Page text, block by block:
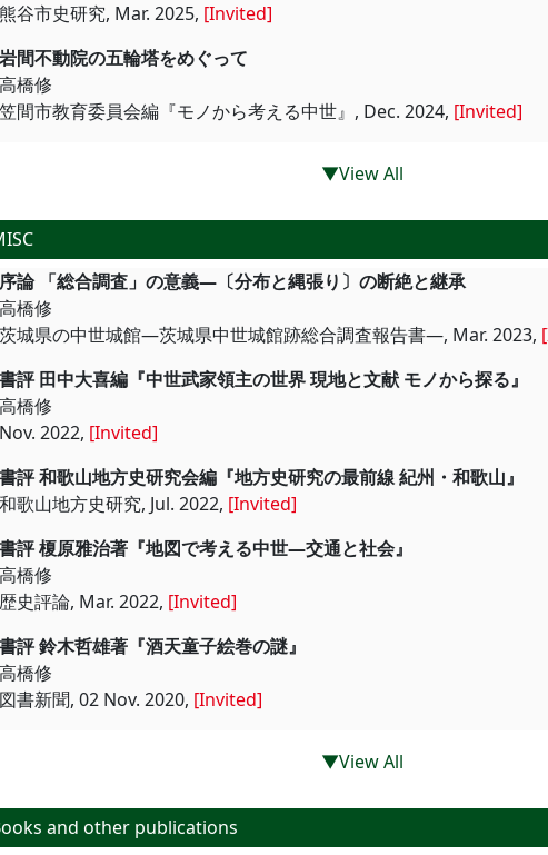
熊谷市史研究, Mar. 2025, [Invited]
岩間不動院の五輪塔をめぐって
高橋修
笠間市教育委員会編『モノから考える中世』, Dec. 2024, [Invited]
▼View All
序論 「総合調査」の意義―〔分布と縄張り
高橋修
茨城県の中世城館―茨城県中世城館跡総合調査報告書―, Mar. 2023,
書評 田中大喜編『中世武家領主の世界 現地
高橋修
Nov. 2022, [Invited]
書評 和歌山地方史研究会編『地方史研究の最
和歌山地方史研究, Jul. 2022, [Invited]
書評 榎原雅治著『地図で考える中世―交
高橋修
歴史評論, Mar. 2022, [Invited]
書評 鈴木哲雄著『酒天童子絵巻の謎
高橋修
図書新聞, 02 Nov. 2020, [Invited]
▼View All
and other publications